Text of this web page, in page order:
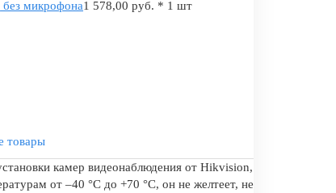
микрофона1 578,00 руб. * 1 шт
товары
камер видеонаблюдения от Hikvision,
от –40 °C до +70 °C, он не желтеет, не